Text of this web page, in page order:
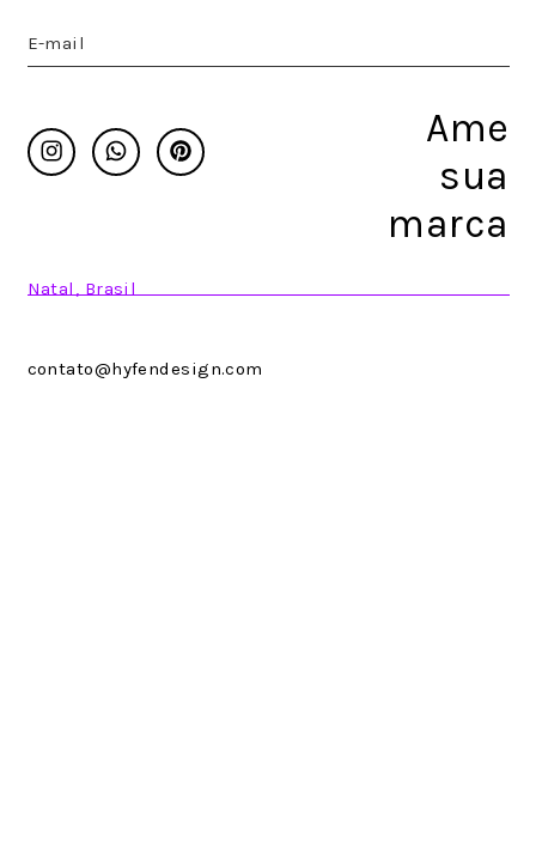
InstagramWhatsappPinterest
Ame
sua
marca
Natal, Brasil
contato@hyfendesign.com